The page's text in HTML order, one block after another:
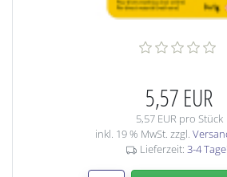
5,57 EUR
5,57 EUR pro Stück
inkl. 19 % MwSt. zzgl.
Lieferzeit: 3-4 Tage